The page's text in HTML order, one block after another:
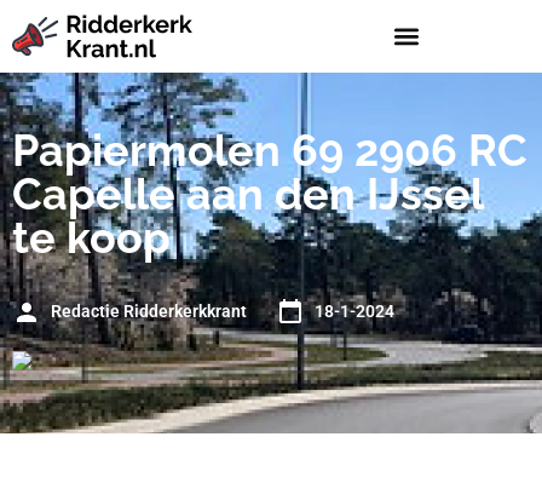
Papiermolen 69 2906 RC
Capelle aan den IJssel
te koop
Redactie Ridderkerkkrant 18-1-2024